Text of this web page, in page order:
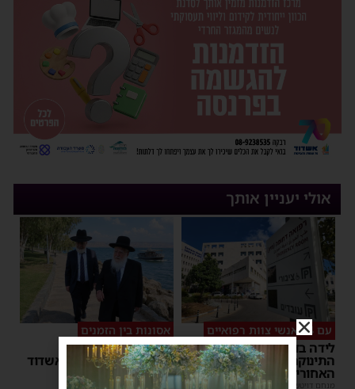
אולי יעניין אותך
עם 14 אנשי צוות רפואיים
לידה בדרך לבית החולים:
התינוקת נולדה במושב
האחורי של הרכב
מנחם דויטש |
08:07
אסונות בין הזמנים
"אני מתחנן": קריאתו
הכאובה של רב העיר אשדוד
יוסי יחזקאלי |
18:35